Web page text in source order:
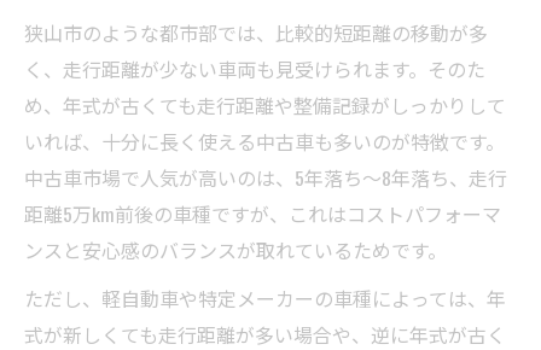
狭山市のような都市部では、比較的短距離の移動が多
く、走行距離が少ない車両も見受けられます。そのた
め、年式が古くても走行距離や整備記録がしっかりして
いれば、十分に長く使える中古車も多いのが特徴です。
中古車市場で人気が高いのは、5年落ち～8年落ち、走行
距離5万km前後の車種ですが、これはコストパフォーマ
ンスと安心感のバランスが取れているためです。
ただし、軽自動車や特定メーカーの車種によっては、年
式が新しくても走行距離が多い場合や、逆に年式が古く